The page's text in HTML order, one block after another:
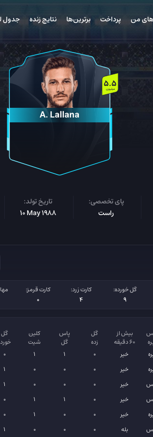
من پرداخت برترین‌ها نتایج زنده جدول
A. Lallana
5.5
میلیون
پای تخصصی:
راست
تاریخ تولد:
10 May 1988
گل خورده:
9
کارت زرد:
4
کارت قرمز:
0
بیش از
۶۰ دقیقه
گل
زده
پاس
گل
کلین
شیت
گل
خیر 0
1
1
0
خیر 0
0
0
1
خیر 0
0
0
1
خیر 0
1
1
0
خیر 0
0
1
0
بله 0
0
0
1